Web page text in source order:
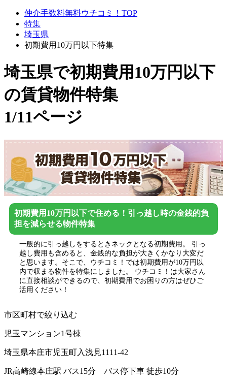
仲介手数料無料ウチコミ！TOP
特集
埼玉県
初期費用10万円以下特集
埼玉県で初期費用10万円以下
の賃貸物件特集
1/11ページ
初期費用10万円以下で住める！引っ越し時の金銭的負
担を減らせる物件特集
一般的に引っ越しをするときネックとなる初期費用。 引っ
越し費用も含めると、金銭的な負担が大きくかなり大変だ
と思います。そこで、ウチコミ！では初期費用が10万円以
内で収まる物件を特集にしました。 ウチコミ！は大家さん
に直接相談ができるので、初期費用でお困りの方はぜひご
活用ください！
市区町村で絞り込む
児玉マンション1号棟
埼玉県本庄市児玉町入浅見1111-42
JR高崎線本庄駅 バス15分 バス停下車 徒歩10分